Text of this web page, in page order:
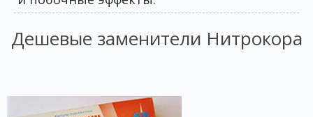
Дешевые заменители Нитрокора